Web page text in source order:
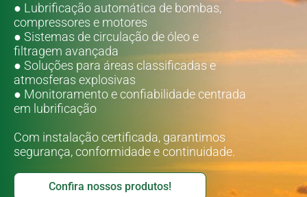
● Lubrificação automática de bombas,
compressores e motores
● Sistemas de circulação de óleo e
filtragem avançada
● Soluções para áreas classificadas e
atmosferas explosivas
● Monitoramento e confiabilidade centrada
em lubrificação
Com instalação certificada, garantimos
segurança, conformidade e continuidade.
Confira nossos produtos!